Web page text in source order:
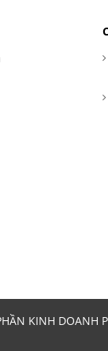
KINH DOANH